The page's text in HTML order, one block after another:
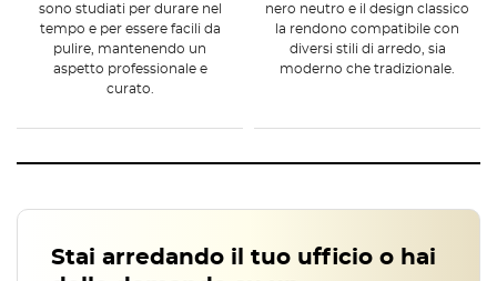
spazio di lavoro,
Pistone a gas per la regolazione continua dell’altezza della
seduta,
Schienale imbottito per un supporto ergonomico della schiena,
elemento chiave, includendo uno schienale imbottito ed
altezza tramite pistone a gas consente di trovare facilmente la
sono studiati per durare nel
tempo e per essere facili da
pulire, mantenendo un
aspetto professionale e
curato.
nero neutro e il design classico
la rendono compatibile con
diversi stili di arredo, sia
moderno che tradizionale.
Stai arredando il tuo ufficio o hai